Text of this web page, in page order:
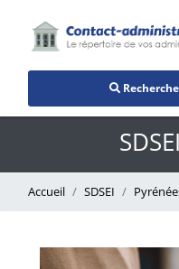
Accueil SDSEI